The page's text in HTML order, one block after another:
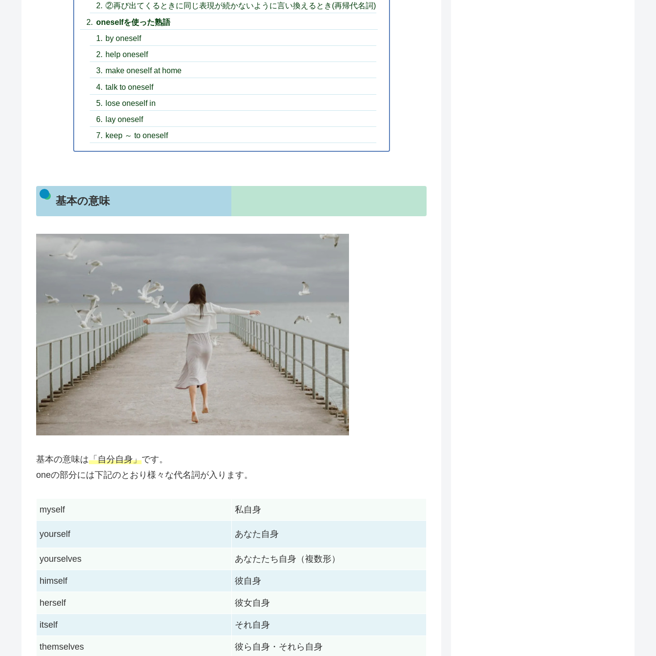
②再び出てくるときに同じ表現が続かないように言い換えるとき(再帰代名詞)
oneselfを使った熟語
by oneself
help oneself
make oneself at home
talk to oneself
lose oneself in
lay oneself
keep ～ to oneself
基本の意味
基本の意味は「自分自身」です。
oneの部分には下記のとおり様々な代名詞が入ります。
myself 私自身
yourself あなた自身
yourselves あなたたち自身（複数形）
himself 彼自身
herself 彼女自身
itself それ自身
themselves 彼ら自身・それら自身